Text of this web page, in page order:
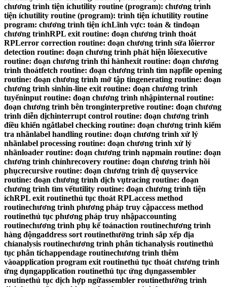
chương trình tiện íchutility routine (program): chương trình
tiện íchutility routine (program): trình tiện íchutility routine
program: chương trình tiện íchLĩnh vực: toán & tinđoạn
chương trìnhRPL exit routine: đoạn chương trình thoát
RPLerror correction routine: đoạn chương trình sửa lỗierror
detection routine: đoạn chương trình phát hiện lỗiexecutive
routine: đoạn chương trình thi hànhexit routine: đoạn chương
trình thoátfetch routine: đoạn chương trình tìm nạpfile opening
routine: đoạn chương trình mở tập tingenerating routine: đoạn
chương trình sinhin-line exit routine: đoạn chương trình
tuyếninput routine: đoạn chương trình nhậpinternal routine:
đoạn chương trình bên tronginterpretive routine: đoạn chương
trình diễn dịchinterrupt control routine: đoạn chương trình
điều khiển ngắtlabel checking routine: đoạn chương trình kiểm
tra nhãnlabel handling routine: đoạn chương trình xử lý
nhãnlabel processing routine: đoạn chương trình xử lý
nhãnloader routine: đoạn chương trình nạpmain routine: đoạn
chương trình chínhrecovery routine: đoạn chương trình hồi
phụcrecursive routine: đoạn chương trình đệ quyservice
routine: đoạn chương trình dịch vụtracing routine: đoạn
chương trình tìm vếtutility routine: đoạn chương trình tiện
íchRPL exit routinethủ tục thoát RPLaccess method
routinechương trình phương pháp truy cậpaccess method
routinethủ tục phương pháp truy nhậpaccounting
routinechương trình phụ kế toánaction routinechương trình
hàng độngaddress sort routinethường trình sắp xếp địa
chỉanalysis routinechương trình phân tíchanalysis routinethủ
tục phân tíchappendage routinechương trình thêm
vàoapplication program exit routinethủ tục thoát chương trình
ứng dụngapplication routinethủ tục ứng dụngassembler
routinethủ tục dịch hợp ngữassembler routinethường trình